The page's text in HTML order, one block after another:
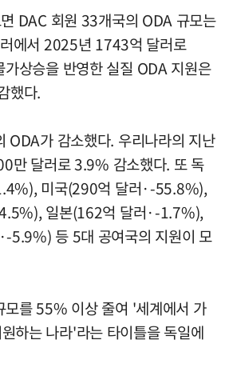
DAC 회원 33개국의 ODA 규모는
에서 2025년 1743억 달러로
상승을 반영한 실질 ODA 지원은
했다.
ODA가 감소했다. 우리나라의 지난
만 달러로 3.9% 감소했다. 또 독
미국(290억 달러·-55.8%),
일본(162억 달러·-1.7%),
5.9%) 등 5대 공여국의 지원이 모
모를 55% 이상 줄여 '세계에서 가
하는 나라'라는 타이틀을 독일에